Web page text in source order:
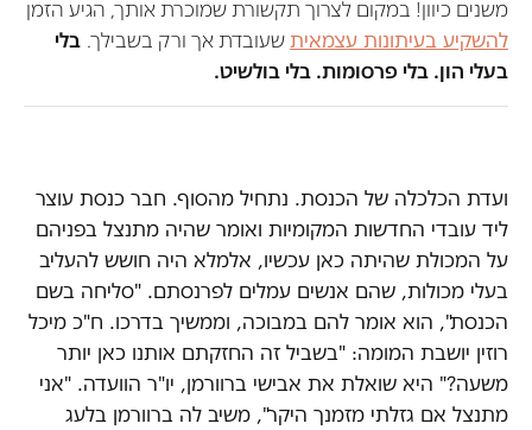
משנים כיוון! במקום לצרוך תקשורת שמוכרת אותך, הגיע הזמן
להשקיע בעיתונות עצמאיתשעובדת אך ורק בשבילך. בלי
בעלי הון. בלי פרסומות. בלי בולשיט.
ועדת הכלכלה של הכנסת. נתחיל מהסוף. חבר כנסת עוצר
ליד עובדי החדשות המקומיות ואומר שהיה מתנצל בפניהם
על המכולת שהיתה כאן עכשיו, אלמלא היה חושש להעליב
בעלי מכולות, שהם אנשים עמלים לפרנסתם. "סליחה בשם
הכנסת", הוא אומר להם במבוכה, וממשיך בדרכו. ח"כ מיכל
רוזין יושבת המומה: "בשביל זה החזקתם אותנו כאן יותר
משעה?" היא שואלת את אבישי ברוורמן, יו"ר הוועדה. "אני
מתנצל אם גזלתי מזמנך היקר", משיב לה ברוורמן בלעג